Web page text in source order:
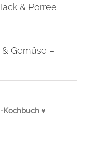
& Porree –
Gemüse –
Kochbuch ♥